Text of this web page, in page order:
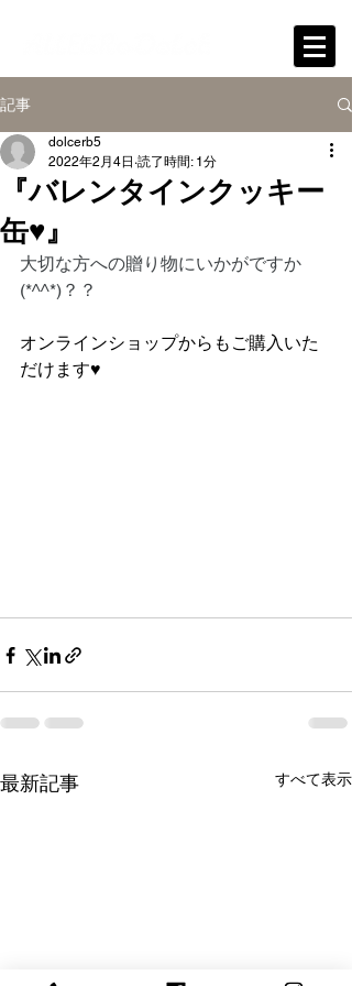
記事
『バレンタインクッキー
缶♥』
dolcerb5
2022年2月4日 読了時間: 1分
大切な方への贈り物にいかがですか
(*^^*)？？
オンラインショップからもご購入いた
だけます♥
最新記事 すべて表示